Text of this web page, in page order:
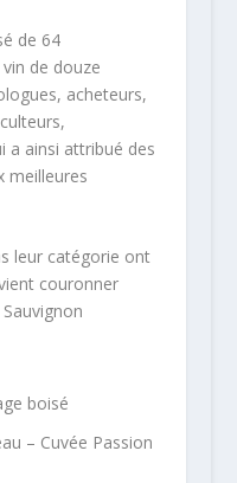
de 64
de douze
acheteurs,
a ainsi attribué des
meilleures
leur catégorie ont
couronner
boisé
– Cuvée Passion